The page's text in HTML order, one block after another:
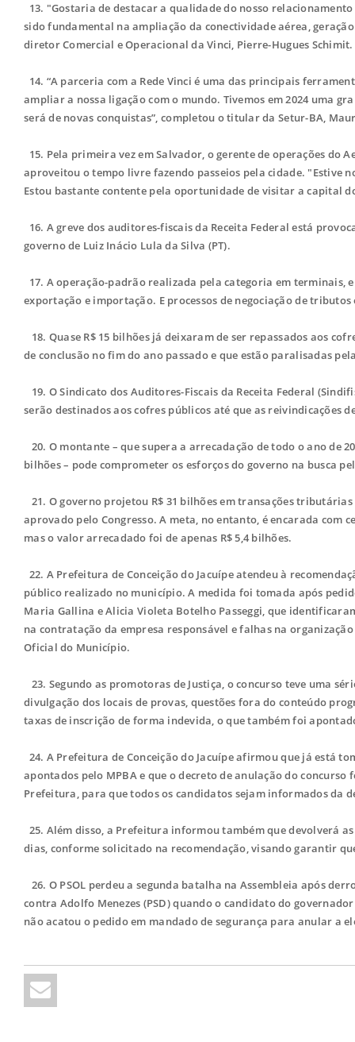
13. "Gostaria de destacar a qualidade do nosso
sido fundamental na ampliação da conectividade aérea,
diretor Comercial e Operacional da Vinci, Pierre-Hugues Schimit.
14. “A parceria com a Rede Vinci é uma das principais
ampliar a nossa ligação com o mundo. Tivemos em 2024 uma
será de novas conquistas”, completou o titular da Setur-BA,
15. Pela primeira vez em Salvador, o gerente de operações
aproveitou o tempo livre fazendo passeios pela cidade. "Estive
Estou bastante contente pela oportunidade de visitar a capital
16. A greve dos auditores-fiscais da Receita Federal está
governo de Luiz Inácio Lula da Silva (PT).
17. A operação-padrão realizada pela categoria em terminais,
exportação e importação. E processos de negociação de
18. Quase R$ 15 bilhões já deixaram de ser repassados aos
de conclusão no fim do ano passado e que estão paralisadas
19. O Sindicato dos Auditores-Fiscais da Receita Federal
serão destinados aos cofres públicos até que as reivindicações
20. O montante – que supera a arrecadação de todo o ano de
bilhões – pode comprometer os esforços do governo na busca
21. O governo projetou R$ 31 bilhões em transações
aprovado pelo Congresso. A meta, no entanto, é encarada com
mas o valor arrecadado foi de apenas R$ 5,4 bilhões.
22. A Prefeitura de Conceição do Jacuípe atendeu à
público realizado no município. A medida foi tomada após
Maria Gallina e Alicia Violeta Botelho Passeggi, que
na contratação da empresa responsável e falhas na
Oficial do Município.
23. Segundo as promotoras de Justiça, o concurso teve uma
divulgação dos locais de provas, questões fora do conteúdo
taxas de inscrição de forma indevida, o que também foi
24. A Prefeitura de Conceição do Jacuípe afirmou que já está
apontados pelo MPBA e que o decreto de anulação do
Prefeitura, para que todos os candidatos sejam informados da
25. Além disso, a Prefeitura informou também que devolverá
dias, conforme solicitado na recomendação, visando garantir
26. O PSOL perdeu a segunda batalha na Assembleia após
contra Adolfo Menezes (PSD) quando o candidato do
não acatou o pedido em mandado de segurança para anular a